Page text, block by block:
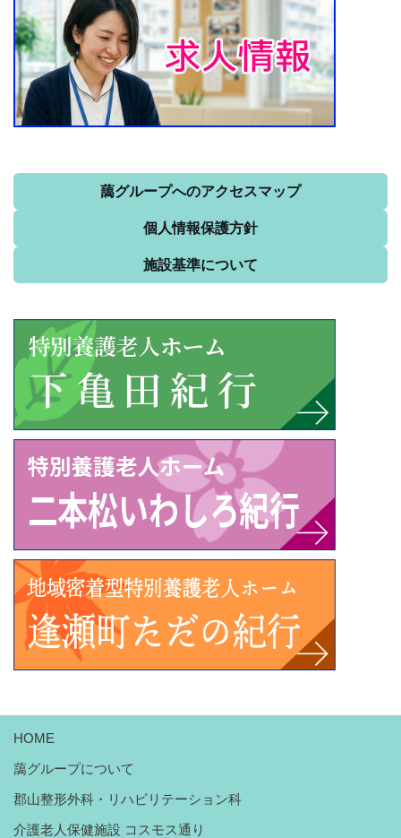
藹グループへのアクセスマップ
個人情報保護方針
施設基準について
HOME
藹グループについて
郡山整形外科・リハビリテーション科
介護老人保健施設 コスモス通り